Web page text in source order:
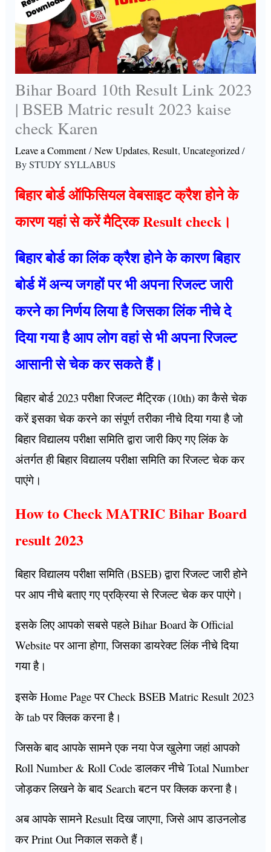
Bihar Board 10th Result Link 2023
| BSEB Matric result 2023 kaise
check Karen
Leave a Comment/New Updates,Result,Uncategorized/
BySTUDY SYLLABUS
बिहार बोर्ड ऑफिसियल वेबसाइट क्रैश होने के
कारण यहां से करें मैट्रिक Result check।
बिहार बोर्ड का लिंक क्रैश होने के कारण बिहार
बोर्ड में अन्य जगहों पर भी अपना रिजल्ट जारी
करने का निर्णय लिया है जिसका लिंक नीचे दे
दिया गया है आप लोग वहां से भी अपना रिजल्ट
आसानी से चेक कर सकते हैं।
बिहार बोर्ड 2023 परीक्षा रिजल्ट मैट्रिक (10th) का कैसे चेक
करें इसका चेक करने का संपूर्ण तरीका नीचे दिया गया है जो
बिहार विद्यालय परीक्षा समिति द्वारा जारी किए गए लिंक के
अंतर्गत ही बिहार विद्यालय परीक्षा समिति का रिजल्ट चेक कर
पाएंगे।
How to Check MATRIC Bihar Board
result 2023
बिहार विद्यालय परीक्षा समिति (BSEB) द्वारा रिजल्ट जारी होने
पर आप नीचे बताए गए प्रक्रिया से रिजल्ट चेक कर पाएंगे।
इसके लिए आपको सबसे पहले Bihar Board के Official
Website पर आना होगा, जिसका डायरेक्ट लिंक नीचे दिया
गया है।
इसके Home Page पर Check BSEB Matric Result 2023
के tab पर क्लिक करना है।
जिसके बाद आपके सामने एक नया पेज खुलेगा जहां आपको
Roll Number & Roll Code डालकर नीचे Total Number
जोड़कर लिखने के बाद Search बटन पर क्लिक करना है।
अब आपके सामने Result दिख जाएगा, जिसे आप डाउनलोड
कर Print Out निकाल सकते हैं।